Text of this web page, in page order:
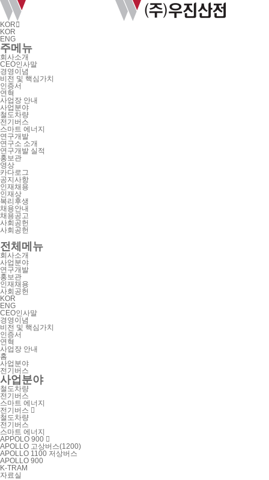
KOR
KOR
ENG
주메뉴
회사소개
CEO인사말
경영이념
비전 및 핵심가치
인증서
연혁
사업장 안내
사업분야
철도차량
전기버스
스마트 에너지
연구개발
연구소 소개
연구개발 실적
홍보관
영상
카다로그
공지사항
인재채용
인재상
복리후생
채용안내
채용공고
사회공헌
사회공헌
전체메뉴
회사소개
사업분야
연구개발
홍보관
인재채용
사회공헌
KOR
ENG
CEO인사말
경영이념
비전 및 핵심가치
인증서
연혁
사업장 안내
홈
사업분야
전기버스
사업분야
철도차량
전기버스
스마트 에너지
전기버스
철도차량
전기버스
스마트 에너지
APPOLO 900
APOLLO 고상버스(1200)
APOLLO 1100 저상버스
APOLLO 900
K-TRAM
자료실